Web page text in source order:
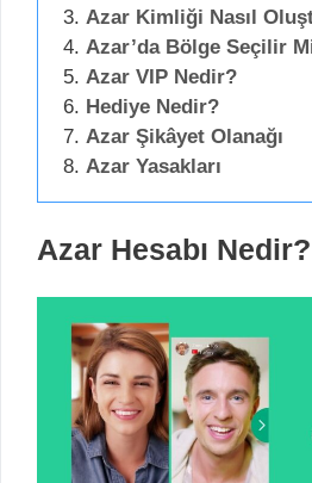
Azar Kimliği Nasıl
Azar’da Bölge Seçilir
Azar VIP Nedir?
Hediye Nedir?
Azar Şikâyet Olanağı
Azar Yasakları
Azar Hesabı Nedir?